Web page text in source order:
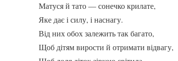
Матуся й тато — сонечко крилате,
Яке дає і силу, і наснагу.
Від них обох залежить так багато,
Щоб дітям вирости й отримати відвагу,